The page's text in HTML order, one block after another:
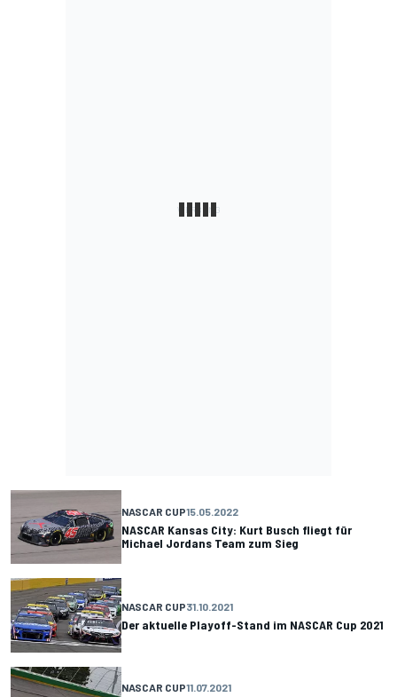
NASCAR CUP15.05.2022
NASCAR Kansas City: Kurt Busch fliegt für
Michael Jordans Team zum Sieg
NASCAR CUP31.10.2021
Der aktuelle Playoff-Stand im NASCAR Cup 2021
NASCAR CUP11.07.2021